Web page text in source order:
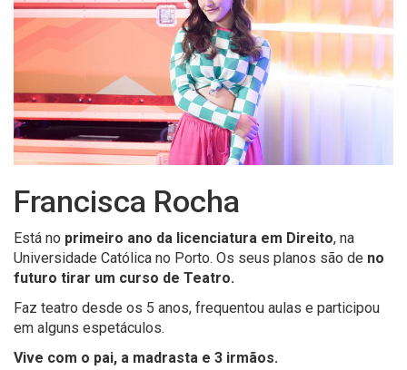
Francisca Rocha
Está no primeiro ano da licenciatura em Direito, na
Universidade Católica no Porto. Os seus planos são de no
futuro tirar um curso de Teatro.
Faz teatro desde os 5 anos, frequentou aulas e participou
em alguns espetáculos.
Vive com o pai, a madrasta e 3 irmãos.